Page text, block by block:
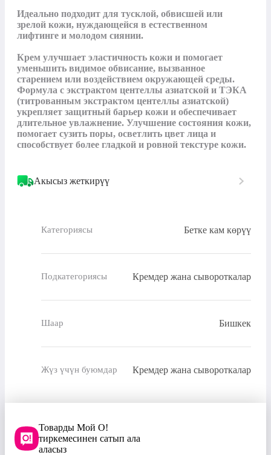
Идеально подходит для тусклой, обвисшей или
зрелой кожи, нуждающейся в естественном
лифтинге и молодом сиянии.
Крем улучшает эластичность кожи и помогает
уменьшить видимое обвисание, вызванное
старением или воздействием окружающей среды.
Формула с экстрактом центеллы азиатской и ТЭКА
(титрованным экстрактом центеллы азиатской)
укрепляет защитный барьер кожи и обеспечивает
длительное увлажнение. Улучшение состояния кожи,
помогает сузить поры, осветлить цвет лица и
способствует более гладкой и ровной текстуре кожи.
Акысыз жеткирүү
Категориясы Бетке кам көрүү
Подкатегориясы Кремдер жана сывороткалар
Шаар Бишкек
Жүз үчүн буюмдар Кремдер жана сывороткалар
Товарды Мой О!
тиркемесинен сатып ала
аласыз